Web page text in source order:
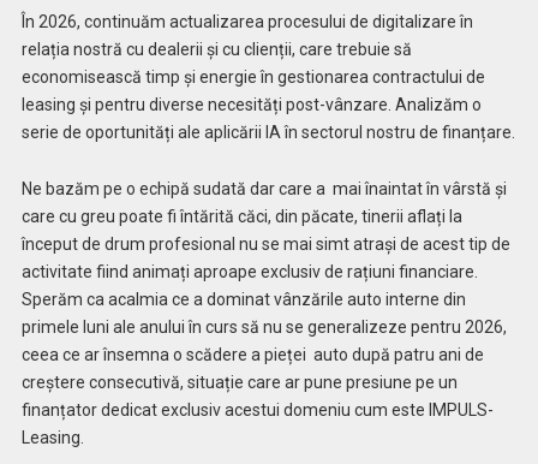
În 2026, continuăm actualizarea procesului de digitalizare în
relația nostră cu dealerii și cu clienții, care trebuie să
economisească timp și energie în gestionarea contractului de
leasing și pentru diverse necesități post-vânzare. Analizăm o
serie de oportunități ale aplicării IA în sectorul nostru de finanțare.
Ne bazăm pe o echipă sudată dar care a mai înaintat în vârstă și
care cu greu poate fi întărită căci, din păcate, tinerii aflați la
început de drum profesional nu se mai simt atrași de acest tip de
activitate fiind animați aproape exclusiv de rațiuni financiare.
Sperăm ca acalmia ce a dominat vânzările auto interne din
primele luni ale anului în curs să nu se generalizeze pentru 2026,
ceea ce ar însemna o scădere a pieței auto după patru ani de
creștere consecutivă, situație care ar pune presiune pe un
finanțator dedicat exclusiv acestui domeniu cum este IMPULS-
Leasing.